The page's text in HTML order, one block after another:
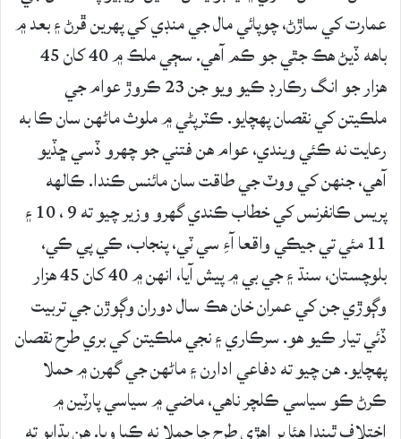
عمارت کي ساڙڻ، چوپائي مال جي منڊي کي پهرين ڦرڻ ۽ بعد ۾
باهه ڏيڻ هڪ جٿي جو ڪم آهي. سڄي ملڪ ۾ 40 کان 45
هزار جو انگ رڪارڊ ڪيو ويو جن 23 ڪروڙ عوام جي
ملڪيتن کي نقصان پهچايو. ڪٽرپڻي ۾ ملوث ماڻهن سان ڪا به
رعايت نه ڪئي ويندي، عوام هن فتني جو چهرو ڏسي ڇڏيو
آهي، جنهن کي ووٽ جي طاقت سان مائنس ڪندا. ڪالهه
پريس ڪانفرنس کي خطاب ڪندي گهرو وزير چيو ته 9 ، 10 ۽
11 مئي تي جيڪي واقعا آءِ سي ٽي، پنجاب، ڪي پي ڪي،
بلوچستان، سنڌ ۽ جي بي ۾ پيش آيا، انهن ۾ 40 کان 45 هزار
وڳوڙي جن کي عمران خان هڪ سال دوران وڳوڙن جي تربيت
ڏئي تيار ڪيو هو. سرڪاري ۽ نجي ملڪيتن کي بري طرح نقصان
پهچايو. هن چيو ته دفاعي ادارن ۽ ماڻهن جي گهرن ۾ حملا
ڪرڻ ڪو سياسي ڪلچر ناهي، ماضي ۾ سياسي پارٽين ۾
اختلاف ٿيندا هئا پر اهڙي طرح جا حملا نه ڪيا ويا. هن ٻڌايو ته